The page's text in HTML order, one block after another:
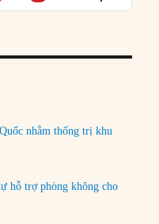
Podcast
nhằm thống trị khu
hỗ trợ phòng không cho